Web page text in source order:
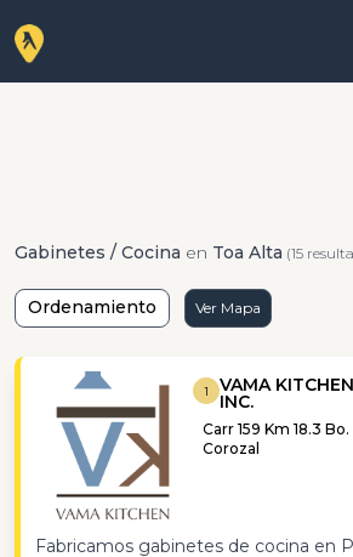
Gabinetes / Cocina en Toa Alta (15
Ordenamiento Ver Mapa
1 VAMA
INC.
Carr 159 Km 18.3
Corozal
Fabricamos gabinetes de cocina en